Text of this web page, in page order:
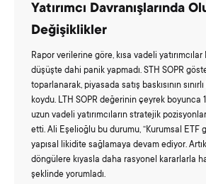
Yatırımcı Davranışlarında
Değişiklikler
Rapor verilerine göre, kısa vadeli yatırımcılar
düşüşte dahi panik yapmadı. STH SOPR
toparlanarak, piyasada satış baskısının sınırlı
koydu. LTH SOPR değerinin çeyrek boyunca
uzun vadeli yatırımcıların stratejik
etti. Ali Eşelioğlu bu durumu, “Kurumsal ETF
yapısal likidite sağlamaya devam ediyor. Artık
döngülere kıyasla daha rasyonel kararlarla
şeklinde yorumladı.